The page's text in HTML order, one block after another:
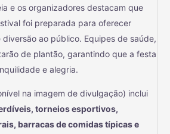
e os organizadores destacam que
foi preparada para oferecer
ao público. Equipes de saúde,
de plantão, garantindo que a festa
e alegria.
na imagem de divulgação) inclui
torneios esportivos,
barracas de comidas típicas e